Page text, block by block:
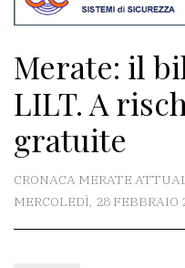
sito
Associazioni
Meteo
CONTATTI
Merate: il
LILT. A
gratuite
CRONACA MERATE
MERCOLEDÌ, 28 FEBBRAIO